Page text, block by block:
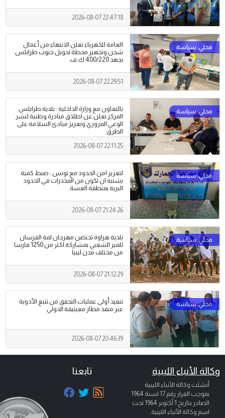
2026-08-07 22:47:18
العامة للكهرباء تعلن الانتهاء من أعمال
شحن وتجهيز محطة تحويل جنوب طرابلس
بجهد 400/220 ك.ف.
2026-08-07 22:29:51
بالتعاون مع وزارة الداخلية : بلدية طرابلس
المركز تعلن عن اطلاق مبادرة وطنية لنشر
الوعي المروري وتعزيز مبادئ السلامة على
الطرق
2026-08-07 22:11:25
لتعزيز امن الحدود مع تونس : ضبط كمية
يشتبه ان تكون من المخدرات في الحدود
البرية بمنطقة العسة .
2026-08-07 21:24:26
بلدية هراوة تحتضن مهرجان لمة الفرسان
للميز الشعبي بمشاركة اكثر من 1250 فارسا
من مختلف مدن ليبيا
2026-08-07 21:12:29
تنفيذ أولى عمليات التحقق من تتبع الأدوية
عبر منفذ مطار معيتيقة الدولي
2026-08-07 20:46:39
وكالة الأنباء الليبية
أنشئت وكالة الأنباء الليبية
بموجب القرار رقم 17 لسنة 1964
الصادر بتاريخ 1 أكتوبر 1964
تحت
اسم وكالة الأنباء الليبية .
تابعنا